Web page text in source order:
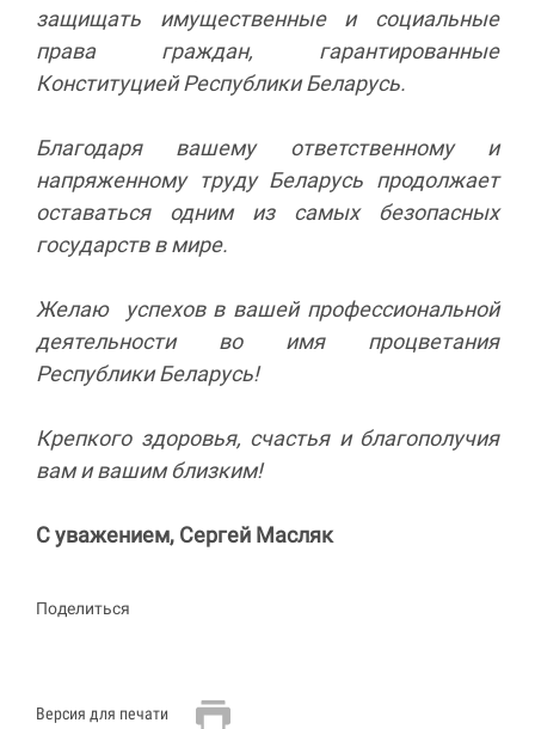
защищать имущественные и социальные
права граждан, гарантированные
Конституцией Республики Беларусь.
Благодаря вашему ответственному и
напряженному труду Беларусь продолжает
оставаться одним из самых безопасных
государств в мире.
Желаю успехов в вашей профессиональной
деятельности во имя процветания
Республики Беларусь!
Крепкого здоровья, счастья и благополучия
вам и вашим близким!
С уважением, Сергей Масляк
Поделиться
Версия для печати